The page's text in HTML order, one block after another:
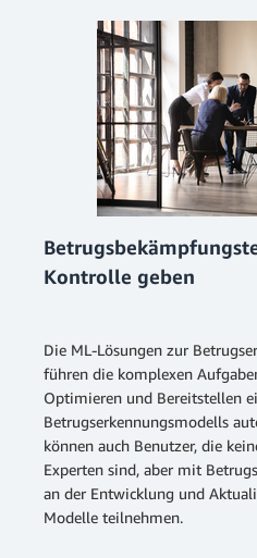
Kontrolle geben
Die ML-Lösungen zur
führen die komplexen
Optimieren und Bereitstellen
Betrugserkennungsmodells
können auch Benutzer, die
Experten sind, aber mit
an der Entwicklung und
Modelle teilnehmen.